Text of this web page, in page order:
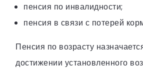
пенсия по инвалидности;
пенсия в связи с потерей
Пенсия по возрасту
достижении установленного